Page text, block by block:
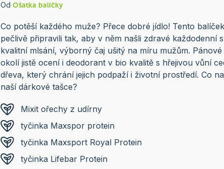
Od Ošatka balíčky
Co potěší každého muže? Přece dobré jídlo! Tento
pečlivě připravili tak, aby v něm našli zdravé každodenní
kvalitní mlsání, výborný čaj ušitý na míru mužům. Pánové
okolí jistě ocení i deodorant v bio kvalitě s hřejivou vůní
dřeva, který chrání jejich podpaží i životní prostředí. Co
naší dárkové tašce?
Mixit ořechy z udírny
tyčinka Maxspor protein
tyčinka Maxsport Royal Protein
tyčinka Lifebar Protein